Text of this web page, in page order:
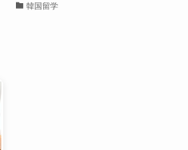
韓国留学